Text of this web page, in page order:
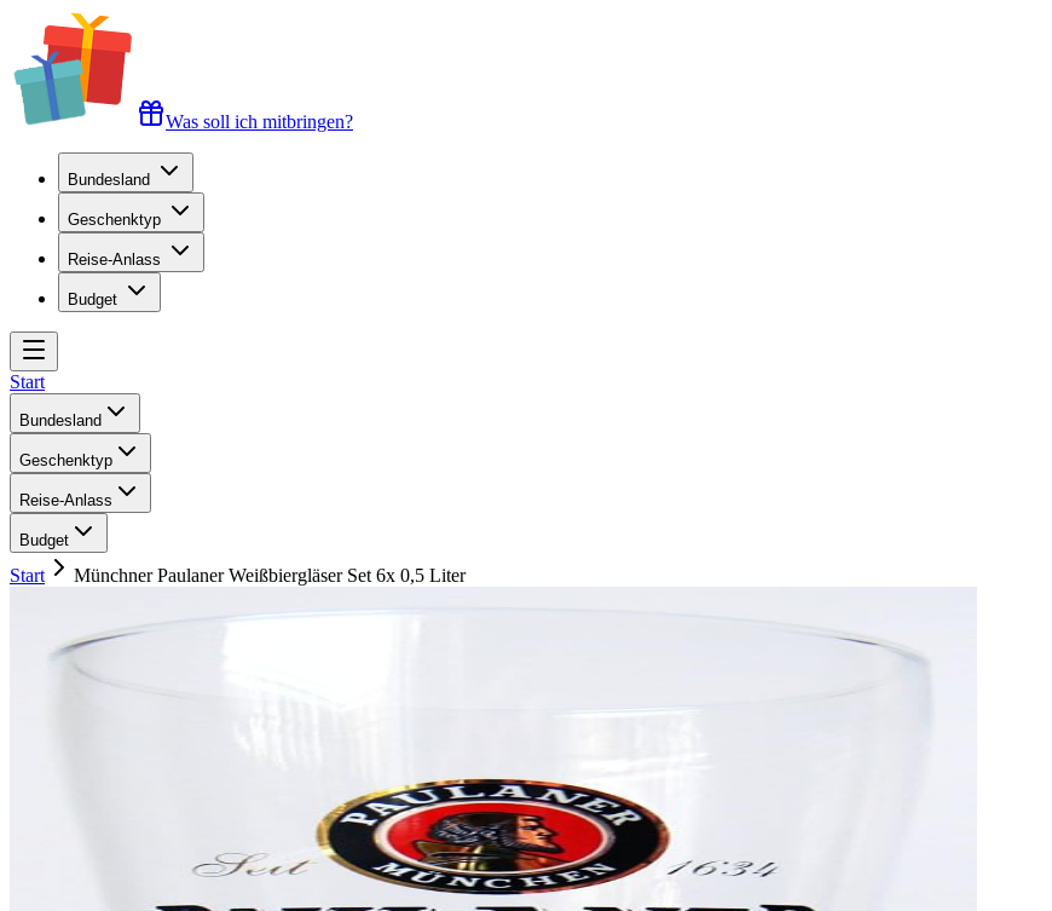
Was soll ich mitbringen?
Bundesland
Geschenktyp
Reise-Anlass
Budget
Start
Bundesland
Geschenktyp
Reise-Anlass
Budget
Start Münchner Paulaner Weißbiergläser Set 6x 0,5 Liter